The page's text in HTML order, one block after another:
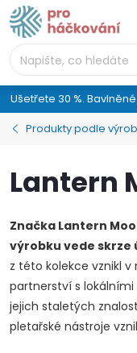
Přejít
na
obsah
Ušetřete 30 %.
Produkty podle
Lantern
Značka Lantern
výrobku vede skrze
z této kolekce vznikl
partnerství s
jejich staletých
pletařské nástroje
AI
Jsme e-shop
vás
připravené k